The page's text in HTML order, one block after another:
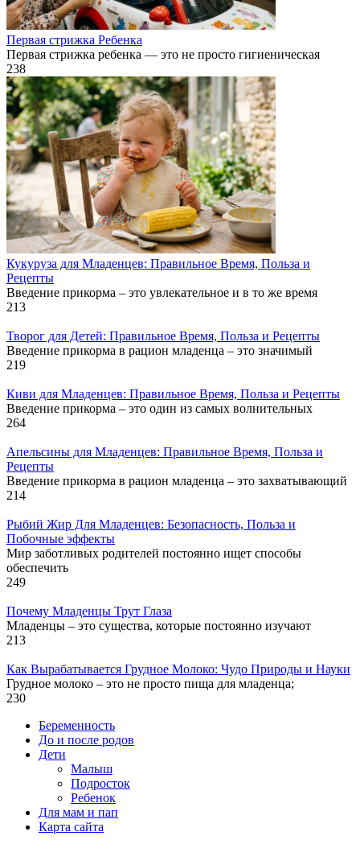
Первая стрижка Ребенка
Первая стрижка ребенка — это не просто гигиеническая
238
Кукуруза для Младенцев: Правильное Время, Польза и
Рецепты
Введение прикорма – это увлекательное и в то же время
213
Творог для Детей: Правильное Время, Польза и Рецепты
Введение прикорма в рацион младенца – это значимый
219
Киви для Младенцев: Правильное Время, Польза и Рецепты
Введение прикорма – это один из самых волнительных
264
Апельсины для Младенцев: Правильное Время, Польза и
Рецепты
Введение прикорма в рацион младенца – это захватывающий
214
Рыбий Жир Для Младенцев: Безопасность, Польза и
Побочные эффекты
Мир заботливых родителей постоянно ищет способы
обеспечить
249
Почему Младенцы Трут Глаза
Младенцы – это существа, которые постоянно изучают
213
Как Вырабатывается Грудное Молоко: Чудо Природы и Науки
Грудное молоко – это не просто пища для младенца;
230
Беременность
До и после родов
Дети
Малыш
Подросток
Ребенок
Для мам и пап
Карта сайта